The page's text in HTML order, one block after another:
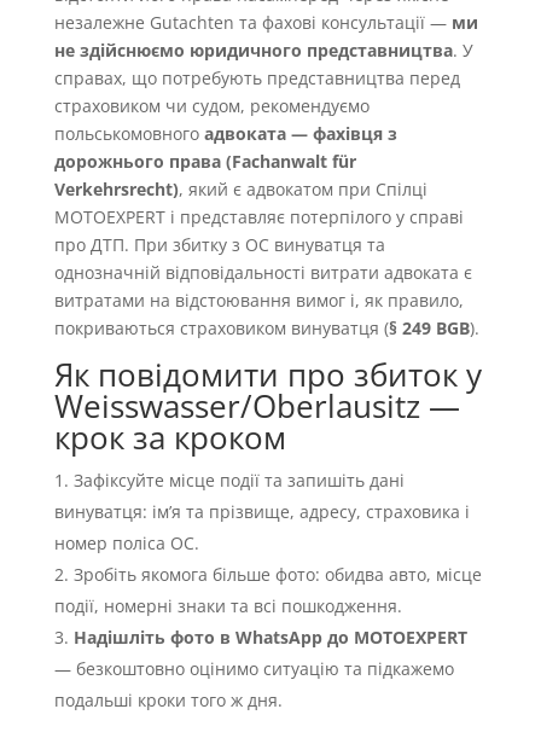
незалежне Gutachten та фахові консультації — ми
не здійснюємо юридичного представництва. У
справах, що потребують представництва перед
страховиком чи судом, рекомендуємо
польськомовного адвоката — фахівця з
дорожнього права (Fachanwalt für
Verkehrsrecht), який є адвокатом при Спілці
MOTOEXPERT і представляє потерпілого у справі
про ДТП. При збитку з OC винуватця та
однозначній відповідальності витрати адвоката є
витратами на відстоювання вимог і, як правило,
покриваються страховиком винуватця (§ 249 BGB).
Як повідомити про збиток у
Weisswasser/Oberlausitz —
крок за кроком
Зафіксуйте місце події та запишіть дані
винуватця: імʼя та прізвище, адресу, страховика і
номер поліса OC.
Зробіть якомога більше фото: обидва авто, місце
події, номерні знаки та всі пошкодження.
Надішліть фото в WhatsApp до MOTOEXPERT
— безкоштовно оцінимо ситуацію та підкажемо
подальші кроки того ж дня.